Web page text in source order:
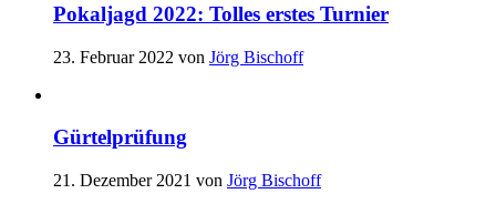
Pokaljagd 2022: Tolles erstes Turnier
23. Februar 2022 von Jörg Bischoff
Gürtelprüfung
21. Dezember 2021 von Jörg Bischoff